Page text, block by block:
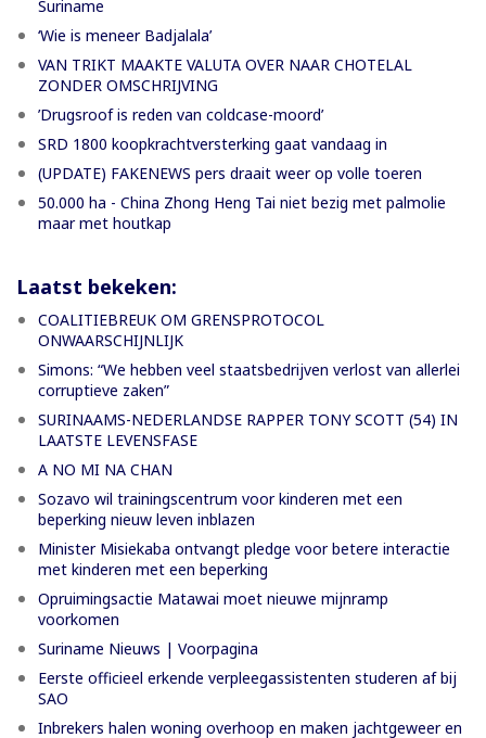
Suriname
‘Wie is meneer Badjalala’
VAN TRIKT MAAKTE VALUTA OVER NAAR CHOTELAL
ZONDER OMSCHRIJVING
’Drugsroof is reden van coldcase-moord’
SRD 1800 koopkrachtversterking gaat vandaag in
(UPDATE) FAKENEWS pers draait weer op volle toeren
50.000 ha - China Zhong Heng Tai niet bezig met palmolie
maar met houtkap
Laatst bekeken:
COALITIEBREUK OM GRENSPROTOCOL
ONWAARSCHIJNLIJK
Simons: “We hebben veel staatsbedrijven verlost van allerlei
corruptieve zaken”
SURINAAMS-NEDERLANDSE RAPPER TONY SCOTT (54) IN
LAATSTE LEVENSFASE
A NO MI NA CHAN
Sozavo wil trainingscentrum voor kinderen met een
beperking nieuw leven inblazen
Minister Misiekaba ontvangt pledge voor betere interactie
met kinderen met een beperking
Opruimingsactie Matawai moet nieuwe mijnramp
voorkomen
Suriname Nieuws | Voorpagina
Eerste officieel erkende verpleegassistenten studeren af bij
SAO
Inbrekers halen woning overhoop en maken jachtgeweer en